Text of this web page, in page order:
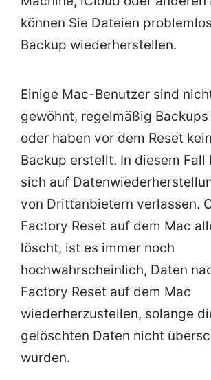
können Sie Dateien
Backup wiederherstellen.
Einige Mac-Benutzer sind
gewöhnt, regelmäßig
oder haben vor dem Reset
Backup erstellt. In diesem Fall
sich auf
von Drittanbietern verlassen.
Factory Reset auf dem Mac
löscht, ist es immer noch
hochwahrscheinlich, Daten
Factory Reset auf dem Mac
wiederherzustellen, solange
gelöschten Daten nicht
wurden.